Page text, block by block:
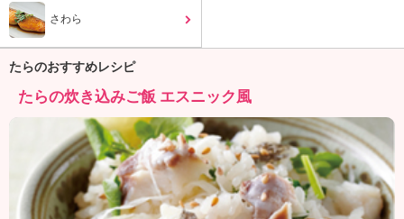
「
の
き
ょ
う
の
料
理
さわら
たらのおすすめレシピ
たらの炊き込みご飯 エスニック風